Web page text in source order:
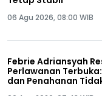
06 Agu 2026, 08:00 WIB
Febrie Adriansyah
Perlawanan
dan Penahanan